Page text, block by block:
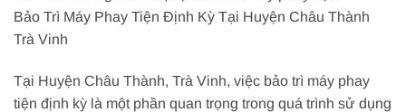
Bảo Trì Máy Phay Tiện Định Kỳ Tại Huyện Châu Thành
Trà Vinh
Tại Huyện Châu Thành, Trà Vinh, việc bảo trì máy phay
tiện định kỳ là một phần quan trọng trong quá trình sử dụng